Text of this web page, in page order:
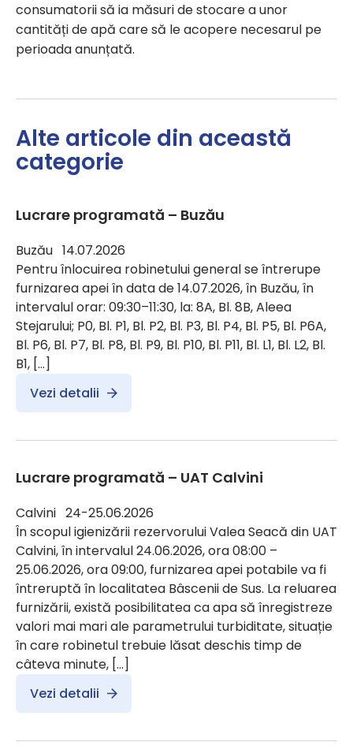
consumatorii să ia măsuri de stocare a unor
cantități de apă care să le acopere necesarul pe
perioada anunțată.
Alte articole din această
categorie
Lucrare programată – Buzău
Buzău 14.07.2026
Pentru înlocuirea robinetului general se întrerupe
furnizarea apei în data de 14.07.2026, în Buzău, în
intervalul orar: 09:30–11:30, la: 8A, Bl. 8B, Aleea
Stejarului; P0, Bl. P1, Bl. P2, Bl. P3, Bl. P4, Bl. P5, Bl. P6A,
Bl. P6, Bl. P7, Bl. P8, Bl. P9, Bl. P10, Bl. P11, Bl. L1, Bl. L2, Bl.
B1, […]
Vezi detalii
Lucrare programată – UAT Calvini
Calvini 24-25.06.2026
În scopul igienizării rezervorului Valea Seacă din UAT
Calvini, în intervalul 24.06.2026, ora 08:00 –
25.06.2026, ora 09:00, furnizarea apei potabile va fi
întreruptă în localitatea Bâscenii de Sus. La reluarea
furnizării, există posibilitatea ca apa să înregistreze
valori mai mari ale parametrului turbiditate, situație
în care robinetul trebuie lăsat deschis timp de
câteva minute, […]
Vezi detalii